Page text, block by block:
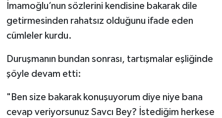
İmamoğlu’nun sözlerini kendisine bakarak dile
getirmesinden rahatsız olduğunu ifade eden
cümleler kurdu.
Duruşmanın bundan sonrası, tartışmalar eşliğinde
şöyle devam etti:
"Ben size bakarak konuşuyorum diye niye bana
cevap veriyorsunuz Savcı Bey? İstediğim herkese